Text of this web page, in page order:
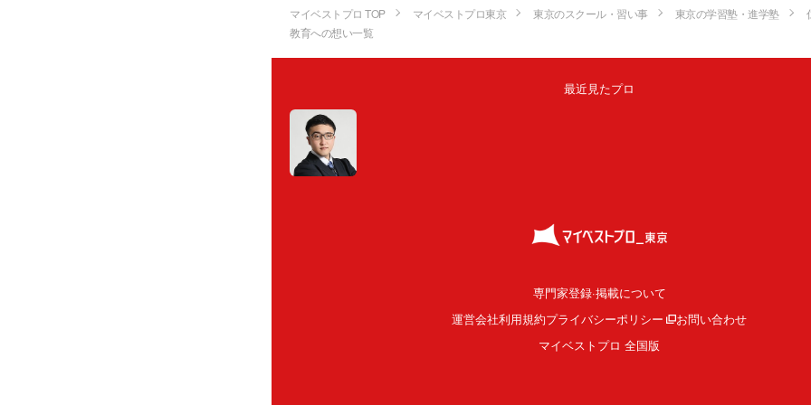
マイベストプロ TOP マイベストプロ東京 東京のスクール・習い事 東京の学習塾・進学塾
教育への想い一覧
最近見たプロ
専門家登録·掲載について
運営会社利用規約プライバシーポリシー
お問い合わせ
マイベストプロ 全国版